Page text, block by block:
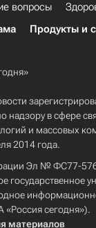
вопросы
Продукты и
надзору в сфере
и массовых
2014 года.
Эл № ФС77-
государственное
сегодня»).
материалов